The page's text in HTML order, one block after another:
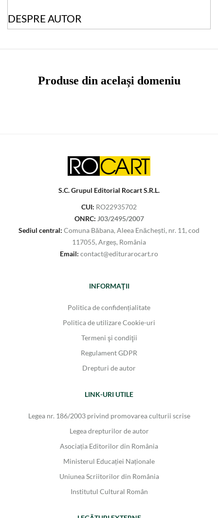
DESPRE AUTOR
Produse din același domeniu
S.C. Grupul Editorial Rocart S.R.L.
CUI: RO22935702
ONRC: J03/2495/2007
Sediul central: Comuna Băbana, Aleea Enăchești, nr. 11, cod
117055, Argeș, România
Email: contact@editurarocart.ro
INFORMAŢII
Politica de confidențialitate
Politica de utilizare Cookie-uri
Termeni şi condiţii
Regulament GDPR
Drepturi de autor
LINK-URI UTILE
Legea nr. 186/2003 privind promovarea culturii scrise
Legea drepturilor de autor
Asociația Editorilor din România
Ministerul Educației Naționale
Uniunea Scriitorilor din România
Institutul Cultural Român